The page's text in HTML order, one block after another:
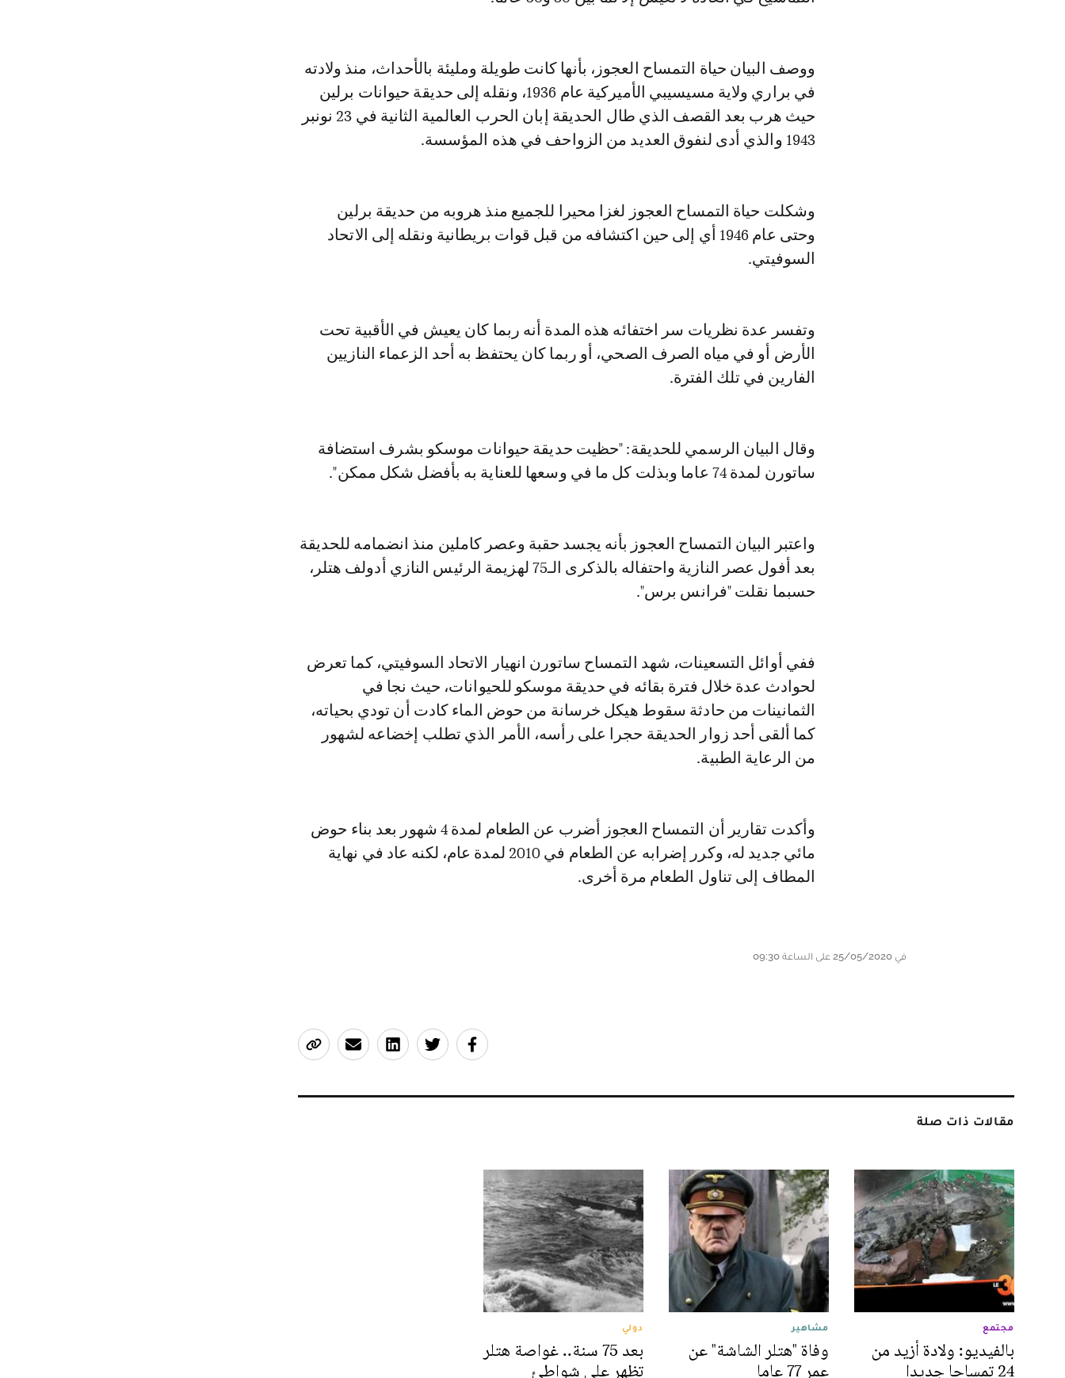
ووصف البيان حياة التمساح العجوز، بأنها كانت طويلة ومليئة بالأحداث، منذ ولادته
في براري ولاية مسيسيبي الأميركية عام 1936، ونقله إلى حديقة حيوانات برلين
حيث هرب بعد القصف الذي طال الحديقة إبان الحرب العالمية الثانية في 23 نونبر
1943 والذي أدى لنفوق العديد من الزواحف في هذه المؤسسة.
وشكلت حياة التمساح العجوز لغزا محيرا للجميع منذ هروبه من حديقة برلين
وحتى عام 1946 أي إلى حين اكتشافه من قبل قوات بريطانية ونقله إلى الاتحاد
السوفيتي.
وتفسر عدة نظريات سر اختفائه هذه المدة أنه ربما كان يعيش في الأقبية تحت
الأرض أو في مياه الصرف الصحي، أو ربما كان يحتفظ به أحد الزعماء النازيين
الفارين في تلك الفترة.
وقال البيان الرسمي للحديقة: "حظيت حديقة حيوانات موسكو بشرف استضافة
ساتورن لمدة 74 عاما وبذلت كل ما في وسعها للعناية به بأفضل شكل ممكن".
واعتبر البيان التمساح العجوز بأنه يجسد حقبة وعصر كاملين منذ انضمامه للحديقة
بعد أفول عصر النازية واحتفاله بالذكرى الـ75 لهزيمة الرئيس النازي أدولف هتلر،
حسبما نقلت "فرانس برس".
ففي أوائل التسعينات، شهد التمساح ساتورن انهيار الاتحاد السوفيتي، كما تعرض
لحوادث عدة خلال فترة بقائه في حديقة موسكو للحيوانات، حيث نجا في
الثمانينات من حادثة سقوط هيكل خرسانة من حوض الماء كادت أن تودي بحياته،
كما ألقى أحد زوار الحديقة حجرا على رأسه، الأمر الذي تطلب إخضاعه لشهور
من الرعاية الطبية.
وأكدت تقارير أن التمساح العجوز أضرب عن الطعام لمدة 4 شهور بعد بناء حوض
مائي جديد له، وكرر إضرابه عن الطعام في 2010 لمدة عام، لكنه عاد في نهاية
المطاف إلى تناول الطعام مرة أخرى.
في 25/05/2020 على الساعة 09:30
مقالات ذات صلة
مجتمع
بالفيديو: ولادة أزيد من
24 تمساحا جديدا
مشاهير
وفاة "هتلر الشاشة" عن
عمر 77 عاما
دولي
بعد 75 سنة.. غواصة هتلر
تظهر على شواطئ